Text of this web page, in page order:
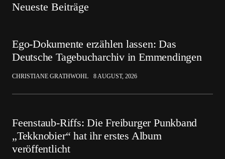
Neueste Beiträge
Ego-Dokumente erzählen lassen: Das
Deutsche Tagebucharchiv in Emmendingen
CHRISTIANE GRATHWOHL 8 AUGUST, 2026
Feenstaub-Riffs: Die Freiburger Punkband
„Tekknobier“ hat ihr erstes Album
veröffentlicht